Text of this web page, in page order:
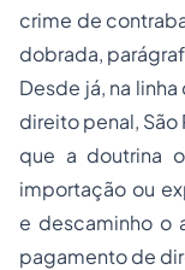
crime de
dobrada,
Desde já, na
direito penal,
que a doutrina
importação ou
e descaminho o
pagamento de